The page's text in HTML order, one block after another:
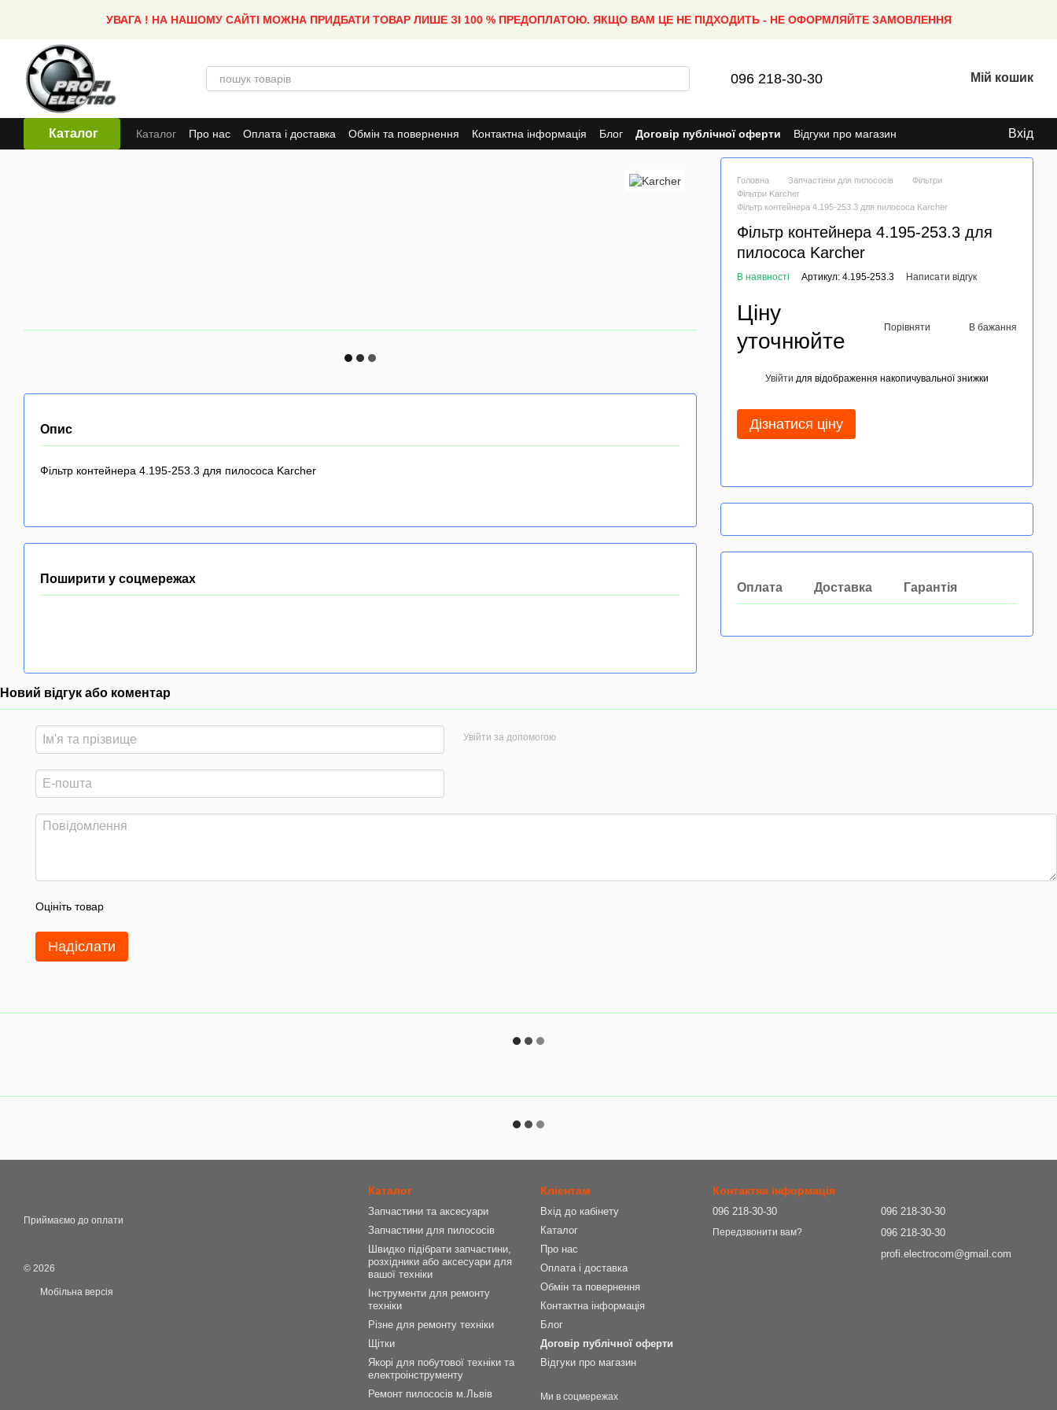
УВАГА ! НА НАШОМУ САЙТІ МОЖНА ПРИДБАТИ ТОВАР ЛИШЕ ЗІ 100 % ПРЕДОПЛАТОЮ. ЯКЩО ВАМ ЦЕ НЕ ПІДХОДИТЬ - НЕ ОФОРМЛЯЙТЕ ЗАМОВЛЕННЯ
096 218-30-30 Мій кошик
Каталог Каталог Про нас Оплата і доставка Обмін та повернення Контактна інформація Блог Договір публічної оферти Відгуки про магазин Вхід
Головна Запчастини для пилососів
Фільтри
Фільтри Karcher
Фільтр контейнера 4.195-253.3 для пилососа Karcher
Фільтр контейнера 4.195-253.3 для
пилососа Karcher
В наявності Артикул: 4.195-253.3 Написати відгук
Ціну
уточнюйте
Порівняти В бажання
Увійти для відображення накопичувальної знижки
Дізнатися ціну
Оплата Доставка Гарантія
Опис
Фільтр контейнера 4.195-253.3 для пилососа Karcher
Поширити у соцмережах
Новий відгук або коментар
Увійти за допомогою
Оцініть товар
Надіслати
Приймаємо до оплати
© 2026
Мобільна версія
Каталог
Запчастини та аксесуари
Запчастини для пилососів
Швидко підібрати запчастини,
розхідники або аксесуари для
вашої техніки
Інструменти для ремонту
техніки
Різне для ремонту техніки
Щітки
Якорі для побутової техніки та
електроінструменту
Ремонт пилососів м.Львів
Клієнтам
Вхід до кабінету
Каталог
Про нас
Оплата і доставка
Обмін та повернення
Контактна інформація
Блог
Договір публічної оферти
Відгуки про магазин
Ми в соцмережах
Контактна інформація
096 218-30-30
Передзвонити вам?
096 218-30-30
096 218-30-30
profi.electrocom@gmail.com